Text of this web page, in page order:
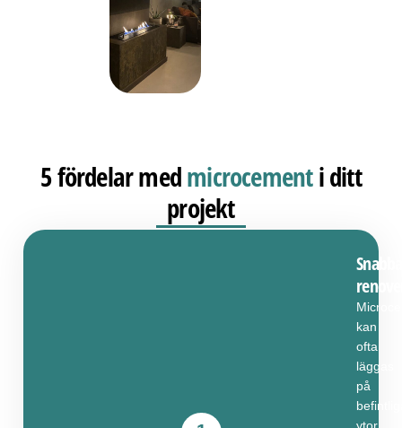
5 fördelar medmicrocementi ditt
projekt
kan
ofta
läggas
på